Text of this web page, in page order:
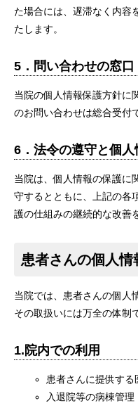
た場合には、遅滞なく内容
たします。
5．問い合わせの窓口
当院の個人情報保護方針に
のお問い合わせは総合受付
6．法令の遵守と個
当院は、個人情報の保護に
守するとともに、上記の各
護の仕組みの継続的な改善
患者さんの個人
当院では、患者さんの個人
その取扱いには万全の体制
1.院内での利用
患者さんに提供する
入退院等の病棟管理